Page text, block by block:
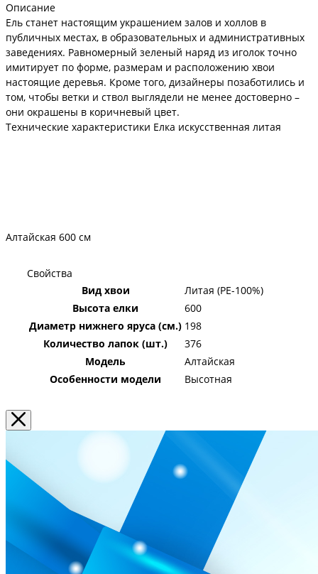
Описание
Ель станет настоящим украшением залов и холлов в
публичных местах, в образовательных и административных
заведениях. Равномерный зеленый наряд из иголок точно
имитирует по форме, размерам и расположению хвои
настоящие деревья. Кроме того, дизайнеры позаботились и
том, чтобы ветки и ствол выглядели не менее достоверно –
они окрашены в коричневый цвет.
Технические характеристики Елка искусственная литая
Алтайская 600 см
Свойства
Вид хвои
Литая (PE-100%)
Высота елки
600
Диаметр нижнего яруса (см.) 198
Количество лапок (шт.)
376
Модель
Алтайская
Особенности модели
Высотная